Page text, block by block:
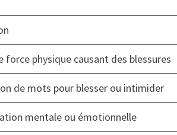
force physique causant des blessures
de mots pour blesser ou intimider
mentale ou émotionnelle